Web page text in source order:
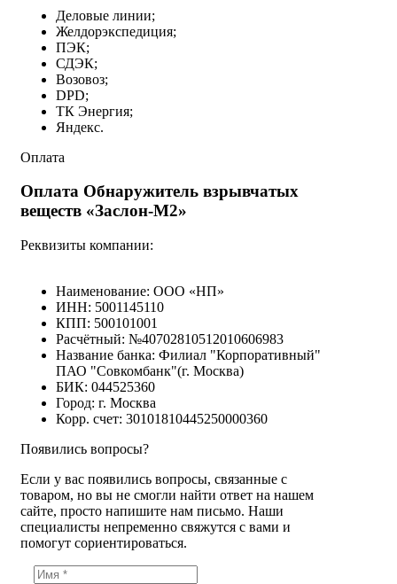
Деловые линии;
Желдорэкспедиция;
ПЭК;
СДЭК;
Возовоз;
DPD;
ТК Энергия;
Яндекс.
Оплата
Оплата Обнаружитель взрывчатых
веществ «Заслон-М2»
Реквизиты компании:
Наименование: ООО «НП»
ИНН: 5001145110
КПП: 500101001
Расчётный: №40702810512010606983
Название банка: Филиал "Корпоративный"
ПАО "Совкомбанк"(г. Москва)
БИК: 044525360
Город: г. Москва
Корр. счет: 30101810445250000360
Появились вопросы?
Если у вас появились вопросы, связанные с
товаром, но вы не смогли найти ответ на нашем
сайте, просто напишите нам письмо. Наши
специалисты непременно свяжутся с вами и
помогут сориентироваться.